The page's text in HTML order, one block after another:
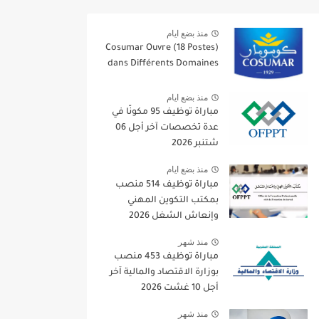
منذ بضع ايام
Cosumar Ouvre (18 Postes)
dans Différents Domaines
منذ بضع ايام
مباراة توظيف 95 مكونًا في
عدة تخصصات آخر أجل 06
شتنبر 2026
منذ بضع ايام
مباراة توظيف 514 منصب
بمكتب التكوين المهني
وإنعاش الشغل 2026
منذ شهر
مباراة توظيف 453 منصب
بوزارة الاقتصاد والمالية آخر
أجل 10 غشت 2026
منذ شهر